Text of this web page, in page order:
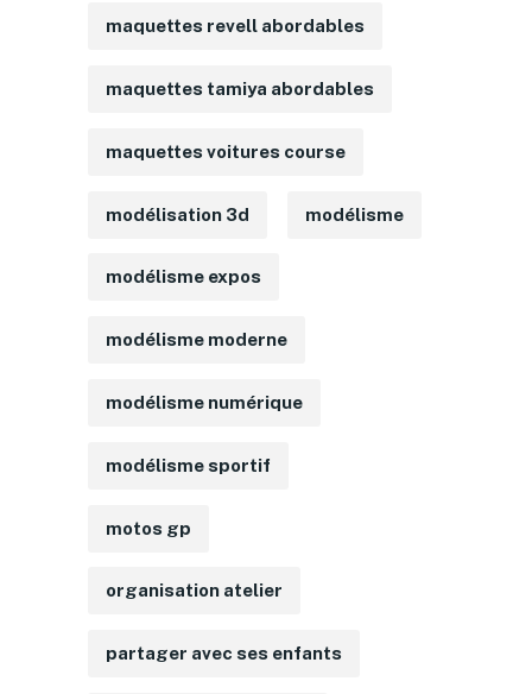
maquettes revell abordables
maquettes tamiya abordables
maquettes voitures course
modélisation 3d modélisme
modélisme expos
modélisme moderne
modélisme numérique
modélisme sportif
motos gp
organisation atelier
partager avec ses enfants